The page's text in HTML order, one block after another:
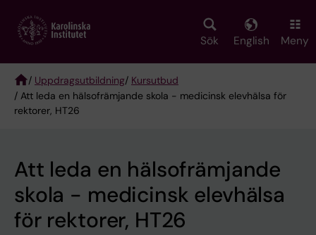
main
Sök English Meny
Breadcrumb
/ Uppdragsutbildning/ Kursutbud
/ Att leda en hälsofrämjande skola - medicinsk elevhälsa för
rektorer, HT26
Att leda en hälsofrämjande
skola - medicinsk elevhälsa
för rektorer, HT26